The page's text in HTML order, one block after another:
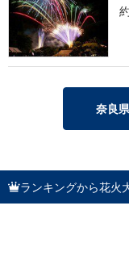
奈良
ランキングから花火